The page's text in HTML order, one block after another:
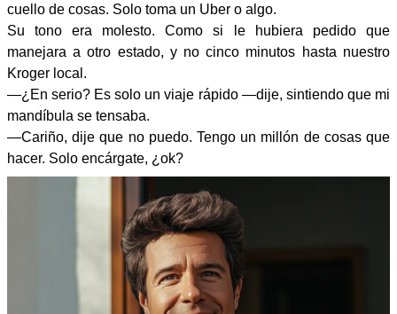
cuello de cosas. Solo toma un Uber o algo.
Su tono era molesto. Como si le hubiera pedido que
manejara a otro estado, y no cinco minutos hasta nuestro
Kroger local.
—¿En serio? Es solo un viaje rápido —dije, sintiendo que mi
mandíbula se tensaba.
—Cariño, dije que no puedo. Tengo un millón de cosas que
hacer. Solo encárgate, ¿ok?